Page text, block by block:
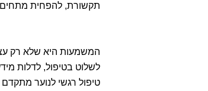
תקשורת, להפחית
המשמעות היא שלא רק
לשלוט בטיפול, לדלות
טיפול רגשי לנוער